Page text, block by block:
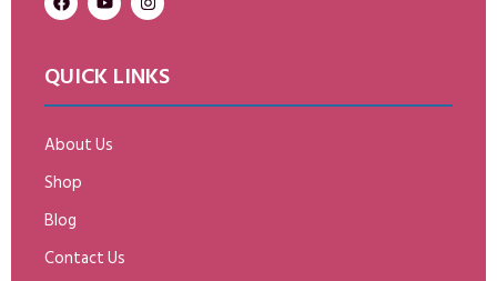
QUICK LINKS
About Us
Shop
Blog
Contact Us